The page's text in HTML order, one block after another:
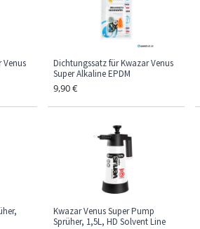
Venus
Dichtungssatz für Kwazar Venus
Super Alkaline EPDM
9,90€
Kwazar Venus Super Pump
Sprüher, 1,5L, HD Solvent Line